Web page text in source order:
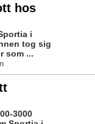
hos
i
tog sig
som ...
3000